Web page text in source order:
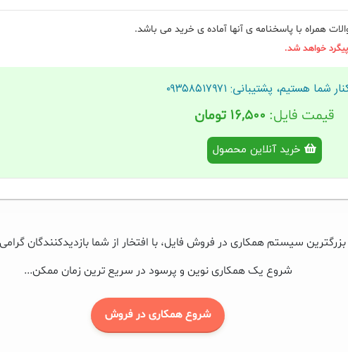
همراه با پاسخنامه ی آنها آماده ی خرید می باشد.
خواهد شد.
شما هستیم، پشتیبانی: ۰۹۳۵۸۵۱۷۹۷۱
قیمت فایل: ۱۶,۵۰۰ تومان
خرید آنلاین محصول
سیستم همکاری در فروش فایل، با افتخار از شما بازدیدکنندگان
شروع یک همکاری نوین و پرسود در سریع ترین زمان ممکن...
شروع همکاری در فروش